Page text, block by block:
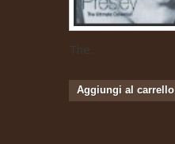
The...
Aggiungi al carrello